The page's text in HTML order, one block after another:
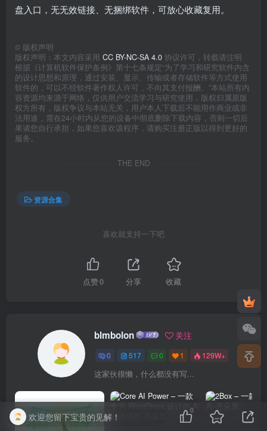
盘入口，无无效链接、无捆绑软件，可放心收藏复用。
© 版权声明
版权声明：本文内容采用 CC BY-NC-SA 4.0 协议许可，转载请注明
根据《计算机软件保护条例》第十七条规定“为了学习和研究软件内含
的设计思想和原理，通过安装、显示、传输或者存储软件等方式使用
软件的，可以不经软件著作权人许可，不向其支付报酬。”本站所有内
容资源均来源于网络，仅供用户交流学习与研究使用，版权归属原版
权方所有，版权争议与本站无关，用户本人下载后不能用作商业或非
法用途，需在24小时内从您的设备中彻底删除下载内容，否则一切后
果请您自行承担，如果您喜欢该程序，请购买注册正版以得到更好的
服务。
THE END
资源合集
喜欢就支持一下吧
点赞0 分享 收藏
blmbolon 关注
0 517 0 1 129W+
这家伙很懒，什么都没有写...
欢迎您留下宝贵的见解！
0